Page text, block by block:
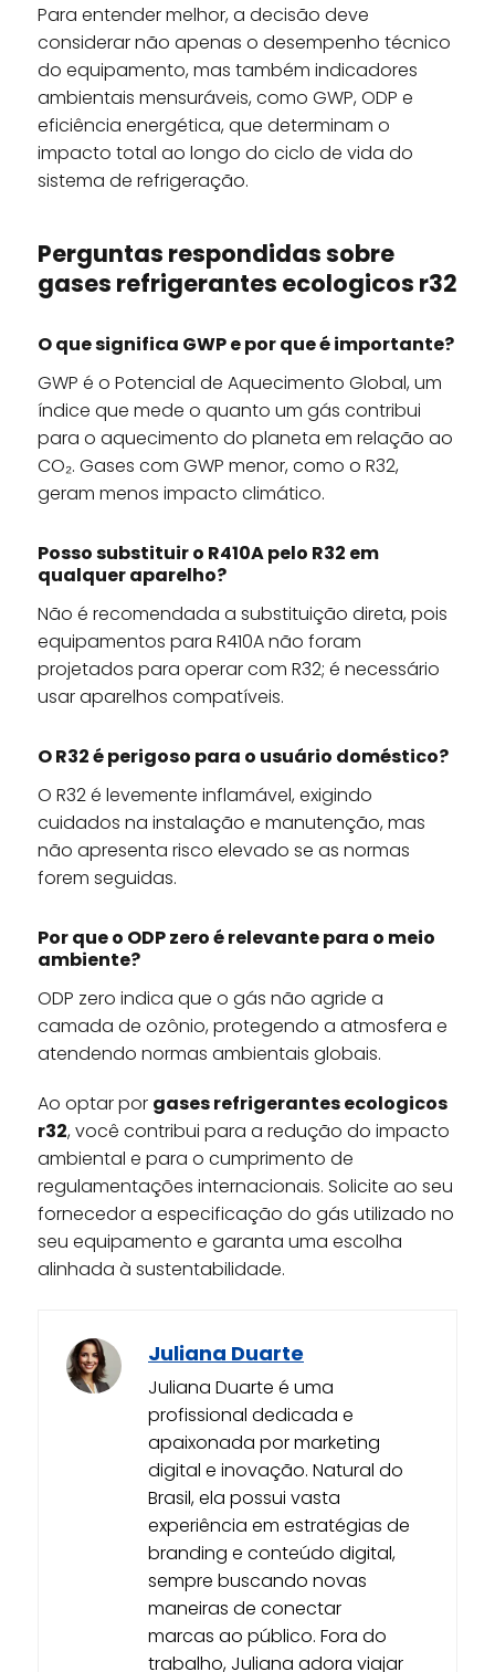
Para entender melhor, a decisão deve
considerar não apenas o desempenho técnico
do equipamento, mas também indicadores
ambientais mensuráveis, como GWP, ODP e
eficiência energética, que determinam o
impacto total ao longo do ciclo de vida do
sistema de refrigeração.
Perguntas respondidas sobre
gases refrigerantes ecologicos r32
O que significa GWP e por que é importante?
GWP é o Potencial de Aquecimento Global, um
índice que mede o quanto um gás contribui
para o aquecimento do planeta em relação ao
CO₂. Gases com GWP menor, como o R32,
geram menos impacto climático.
Posso substituir o R410A pelo R32 em
qualquer aparelho?
Não é recomendada a substituição direta, pois
equipamentos para R410A não foram
projetados para operar com R32; é necessário
usar aparelhos compatíveis.
O R32 é perigoso para o usuário doméstico?
O R32 é levemente inflamável, exigindo
cuidados na instalação e manutenção, mas
não apresenta risco elevado se as normas
forem seguidas.
Por que o ODP zero é relevante para o meio
ambiente?
ODP zero indica que o gás não agride a
camada de ozônio, protegendo a atmosfera e
atendendo normas ambientais globais.
Ao optar por gases refrigerantes ecologicos
r32, você contribui para a redução do impacto
ambiental e para o cumprimento de
regulamentações internacionais. Solicite ao seu
fornecedor a especificação do gás utilizado no
seu equipamento e garanta uma escolha
alinhada à sustentabilidade.
Juliana Duarte
Juliana Duarte é uma
profissional dedicada e
apaixonada por marketing
digital e inovação. Natural do
Brasil, ela possui vasta
experiência em estratégias de
branding e conteúdo digital,
sempre buscando novas
maneiras de conectar
marcas ao público. Fora do
trabalho, Juliana adora viajar